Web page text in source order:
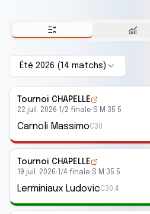
Été 2026 ( 14 matchs )
Tournoi CHAPELLE
22 juil. 2026· 1/2 finale·S M 35 5
Carnoli MassimoC30
Tournoi CHAPELLE
19 juil. 2026· 1/4 finale·S M 35 5
Lerminiaux LudovicC30.4